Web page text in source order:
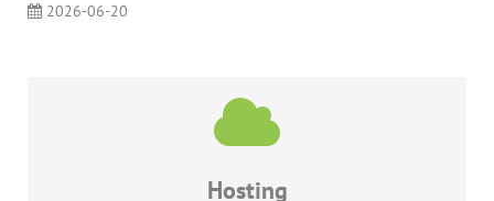
2026-06-20
Hosting